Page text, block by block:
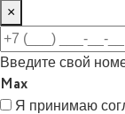
×
Введите свой
Max
Я принимаю